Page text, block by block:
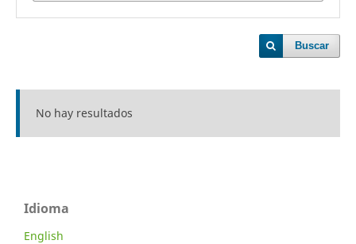
Buscar
No hay resultados
Idioma
English